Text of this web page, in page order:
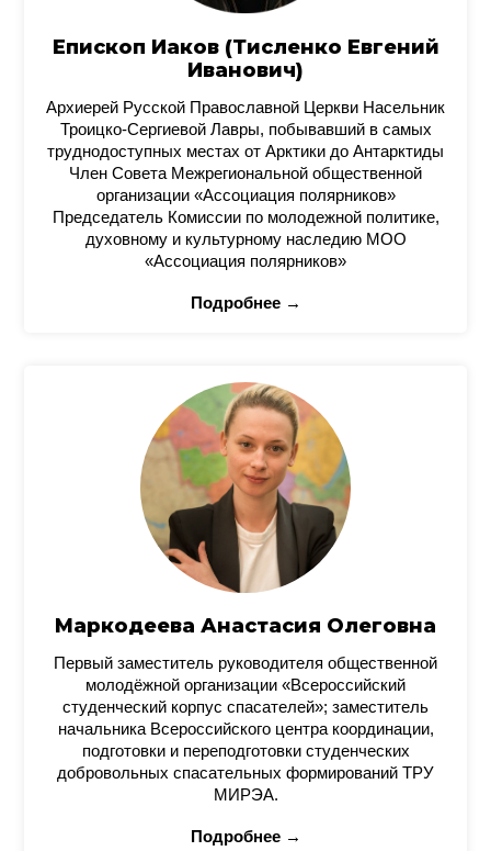
Епископ Иаков (Тисленко Евгений
Иванович)
Архиерей Русской Православной Церкви Насельник
Троицко-Сергиевой Лавры, побывавший в самых
труднодоступных местах от Арктики до Антарктиды
Член Совета Межрегиональной общественной
организации «Ассоциация полярников»
Председатель Комиссии по молодежной политике,
духовному и культурному наследию МОО
«Ассоциация полярников»
Подробнее →
Маркодеева Анастасия Олеговна
Первый заместитель руководителя общественной
молодёжной организации «Всероссийский
студенческий корпус спасателей»; заместитель
начальника Всероссийского центра координации,
подготовки и переподготовки студенческих
добровольных спасательных формирований ТРУ
МИРЭА.
Подробнее →